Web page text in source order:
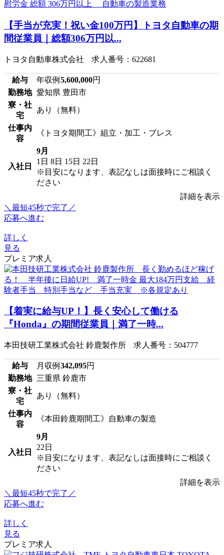
【手当が充実！祝い金100万円】トヨタ自動車の期
間従業員｜総額306万円以...
トヨタ自動車株式会社 求人番号：622681
給与 年収例 5,600,000円
勤務地 愛知県 豊田市
寮・社
宅
あり（無料）
仕事内
容
《トヨタ期間工》組立・加工・プレス
入社日
9月
1日 8日 15日 22日
※目安になります、表記なしは面接時にご相談く
ださい
詳細を表示
＼最短45秒で完了／
応募へ進む
詳しく
見る
プレミア求人
【着実に給与UP！】長く安心して働ける
『Honda』の期間従業員｜満了一時...
本田技研工業株式会社 鈴鹿製作所 求人番号：504777
給与 月収例 342,095円
勤務地 三重県 鈴鹿市
寮・社
宅
あり（無料）
仕事内
容
《本田鈴鹿期間工》自動車の製造
入社日
9月
22日
※目安になります、表記なしは面接時にご相談く
ださい
詳細を表示
＼最短45秒で完了／
応募へ進む
詳しく
見る
プレミア求人